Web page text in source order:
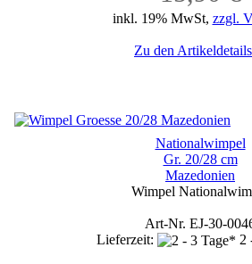
inkl. 19% MwSt, zzgl.
Zu den
Nationalwimpel
Gr. 20/28 cm
Mazedonien
Wimpel
Art-Nr. EJ-30-
Lieferzeit:
2